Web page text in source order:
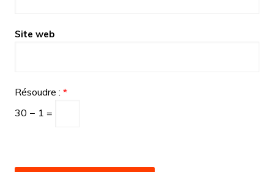
Site web
Résoudre : *
30 − 1 =